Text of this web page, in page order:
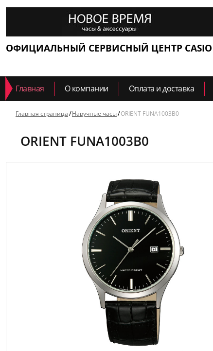
ОФИЦИАЛЬНЫЙ СЕРВИСНЫЙ ЦЕНТР CASIO
Главная О компании Оплата и доставка
Главная страница Наручные часы ORIENT FUNA1003B0
ORIENT FUNA1003B0